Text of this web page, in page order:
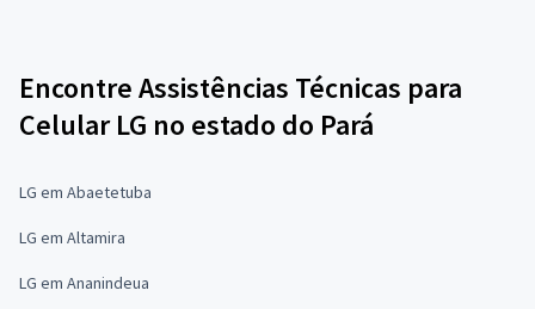
Encontre Assistências Técnicas para
Celular LG no estado do Pará
LG em Abaetetuba
LG em Altamira
LG em Ananindeua